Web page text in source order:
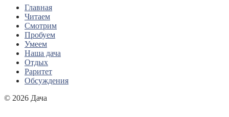
Главная
Читаем
Смотрим
Пробуем
Умеем
Наша дача
Отдых
Раритет
Обсуждения
© 2026 Дача